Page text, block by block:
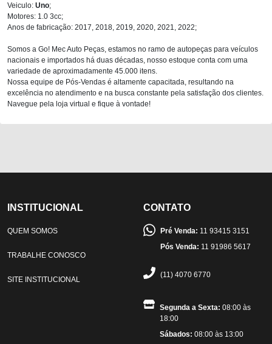
Veiculo: Uno;
Motores: 1.0 3cc;
Anos de fabricação: 2017, 2018, 2019, 2020, 2021, 2022;
Somos a Go! Mec Auto Peças, estamos no ramo de autopeças para veículos
nacionais e importados há duas décadas, nosso estoque conta com uma
variedade de aproximadamente 45.000 itens.
Nossa equipe de Pós-Vendas é altamente capacitada, resultando na
excelência no atendimento e na busca constante pela satisfação dos clientes.
Navegue pela loja virtual e fique à vontade!
INSTITUCIONAL
QUEM SOMOS
TRABALHE CONOSCO
SITE INSTITUCIONAL
CONTATO
Pré Venda: 11 93415 3151
Pós Venda: 11 91986 5617
(11) 4070 6770
Segunda a Sexta: 08:00 às
18:00
Sábados: 08:00 às 13:00